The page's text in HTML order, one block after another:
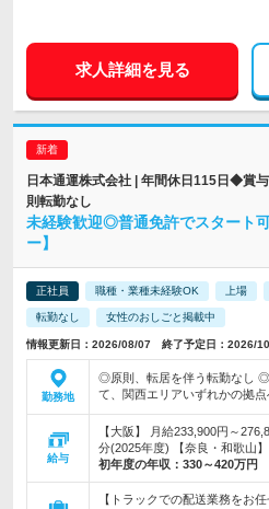
求人詳細を見る
日本通運株式会社 | 年間休日115日◆賞
則転勤なし
未経験歓迎◎普通免許でスタート
ー】
正社員 職種・業種未経験OK 上場
転勤なし 女性のおしごと掲載中
情報更新日：2026/08/07 終了予定日：2026/
勤務地
◎原則、転居を伴う転勤なし
て、関西エリアいずれかの拠
給与
【大阪】 月給233,900円～
分(2025年度) 【奈良・和歌山
初年度の年収： 330～420万円
【トラックでの配送業務をお